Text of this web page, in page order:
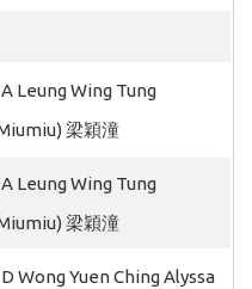
Leung Wing Tung
梁穎潼
Leung Wing Tung
梁穎潼
Wong Yuen Ching Alyssa